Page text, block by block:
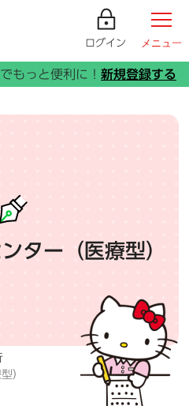
ログイン メニュー
ター（医療型）
）